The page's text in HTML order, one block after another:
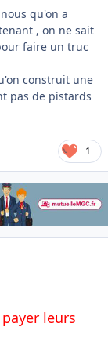
qu'on a
, on ne sait
faire un truc
construit une
pas de pistards
1
leurs